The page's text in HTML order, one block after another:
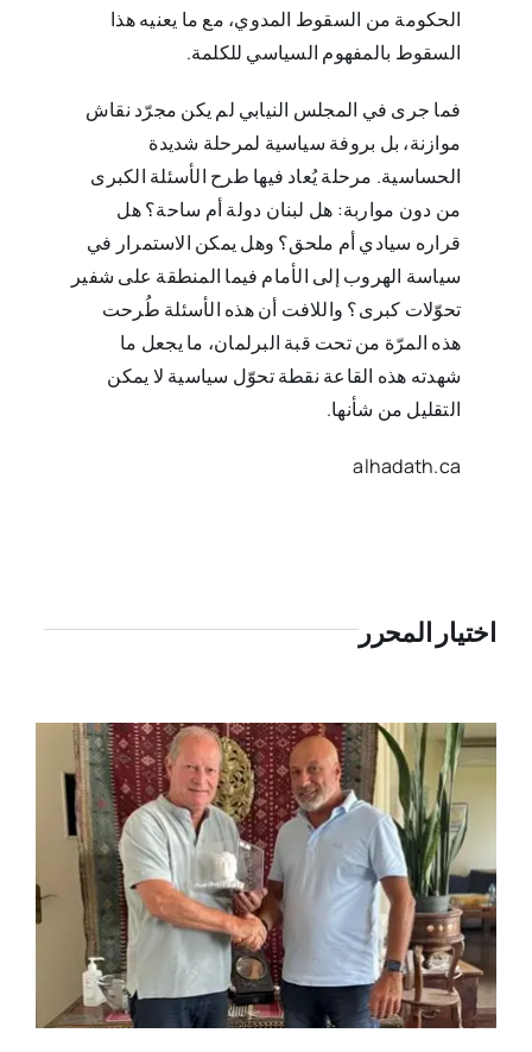
الحكومة من السقوط المدوي، مع ما يعنيه هذا
السقوط بالمفهوم السياسي للكلمة.
فما جرى في المجلس النيابي لم يكن مجرّد نقاش
موازنة، بل بروفة سياسية لمرحلة شديدة
الحساسية. مرحلة يُعاد فيها طرح الأسئلة الكبرى
من دون مواربة: هل لبنان دولة أم ساحة؟ هل
قراره سيادي أم ملحق؟ وهل يمكن الاستمرار في
سياسة الهروب إلى الأمام فيما المنطقة على شفير
تحوّلات كبرى؟ واللافت أن هذه الأسئلة طُرحت
هذه المرّة من تحت قبة البرلمان، ما يجعل ما
شهدته هذه القاعة نقطة تحوّل سياسية لا يمكن
التقليل من شأنها.
alhadath.ca
اختيار المحرر